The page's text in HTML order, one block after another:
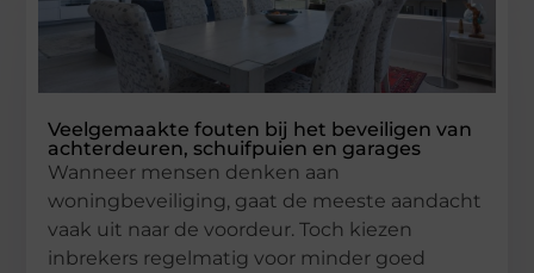
Veelgemaakte fouten bij het beveiligen van
achterdeuren, schuifpuien en garages
Wanneer mensen denken aan
woningbeveiliging, gaat de meeste aandacht
vaak uit naar de voordeur. Toch kiezen
inbrekers regelmatig voor minder goed